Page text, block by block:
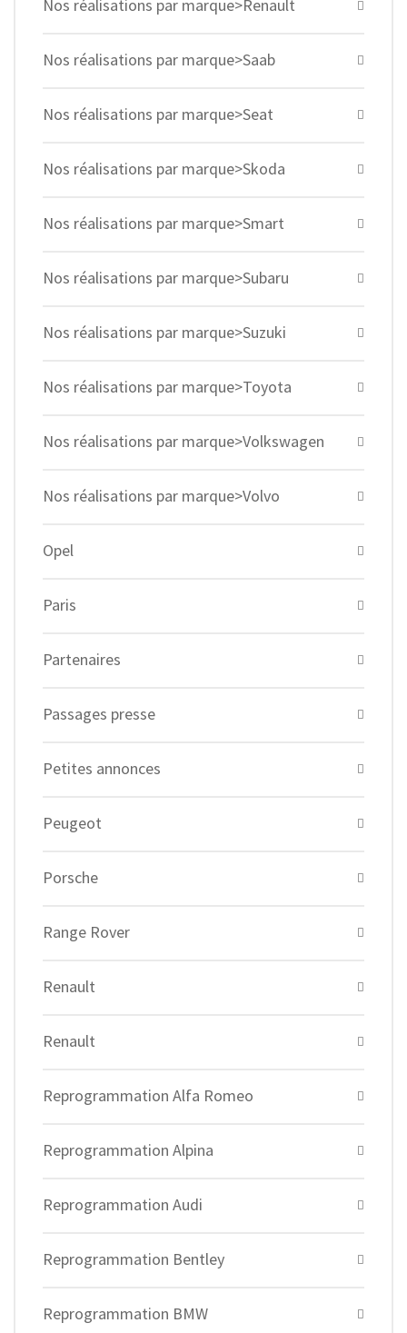
Nos réalisations par marque>Renault
Nos réalisations par marque>Saab
Nos réalisations par marque>Seat
Nos réalisations par marque>Skoda
Nos réalisations par marque>Smart
Nos réalisations par marque>Subaru
Nos réalisations par marque>Suzuki
Nos réalisations par marque>Toyota
Nos réalisations par marque>Volkswagen
Nos réalisations par marque>Volvo
Opel
Paris
Partenaires
Passages presse
Petites annonces
Peugeot
Porsche
Range Rover
Renault
Renault
Reprogrammation Alfa Romeo
Reprogrammation Alpina
Reprogrammation Audi
Reprogrammation Bentley
Reprogrammation BMW